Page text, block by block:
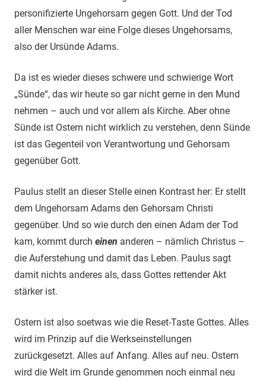
personifizierte Ungehorsam gegen Gott. Und der Tod
aller Menschen war eine Folge dieses Ungehorsams,
also der Ursünde Adams.
Da ist es wieder dieses schwere und schwierige Wort
„Sünde“, das wir heute so gar nicht gerne in den Mund
nehmen – auch und vor allem als Kirche. Aber ohne
Sünde ist Ostern nicht wirklich zu verstehen, denn Sünde
ist das Gegenteil von Verantwortung und Gehorsam
gegenüber Gott.
Paulus stellt an dieser Stelle einen Kontrast her: Er stellt
dem Ungehorsam Adams den Gehorsam Christi
gegenüber. Und so wie durch den einen Adam der Tod
kam, kommt durch einen anderen – nämlich Christus –
die Auferstehung und damit das Leben. Paulus sagt
damit nichts anderes als, dass Gottes rettender Akt
stärker ist.
Ostern ist also soetwas wie die Reset-Taste Gottes. Alles
wird im Prinzip auf die Werkseinstellungen
zurückgesetzt. Alles auf Anfang. Alles auf neu. Ostern
wird die Welt im Grunde genommen noch einmal neu